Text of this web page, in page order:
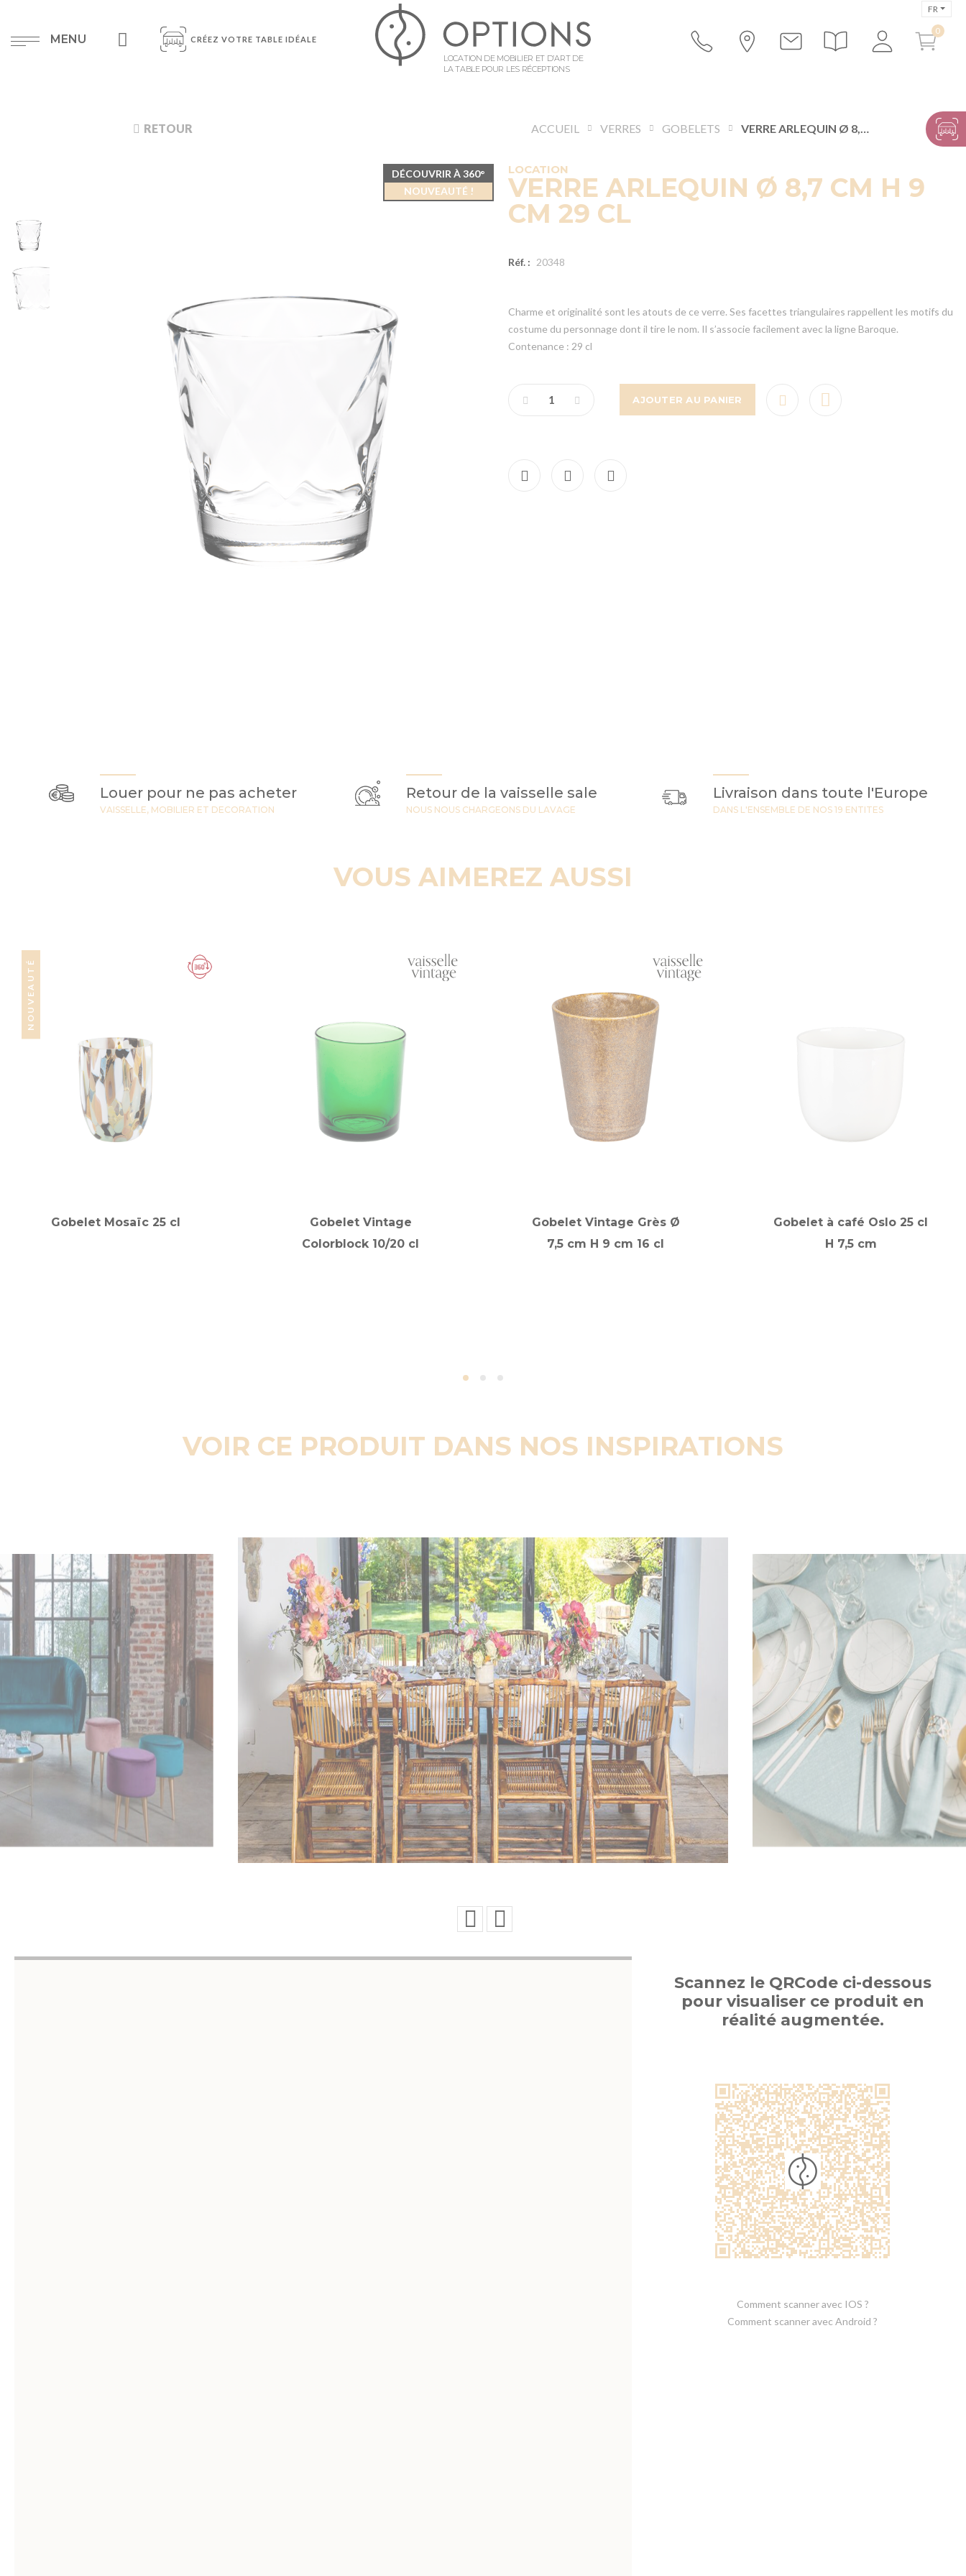
MENU CRÉEZ VOTRE TABLE IDÉALE
LOCATION DE MOBILIER ET D’ART DE
LA TABLE POUR LES RÉCEPTIONS
FR
RETOUR ACCUEIL VERRES GOBELETS VERRE ARLEQUIN Ø 8,7 CM H 9 CM 29 CL
LOCATION
VERRE ARLEQUIN Ø 8,7 CM H 9
CM 29 CL
Réf. : 20348
Charme et originalité sont les atouts de ce verre. Ses facettes triangulaires rappellent les motifs du
costume du personnage dont il tire le nom. Il s’associe facilement avec la ligne Baroque.
Contenance : 29 cl
AJOUTER AU PANIER
DÉCOUVRIR À 360°
NOUVEAUTÉ !
Louer pour ne pas acheter
VAISSELLE, MOBILIER ET DECORATION
Retour de la vaisselle sale
NOUS NOUS CHARGEONS DU LAVAGE
Livraison dans toute l'Europe
DANS L'ENSEMBLE DE NOS 19 ENTITES
VOUS AIMEREZ AUSSI
NOUVEAUTÉ
Gobelet Mosaïc 25 cl
Gobelet Vintage
Colorblock 10/20 cl
Gobelet Vintage Grès Ø
7,5 cm H 9 cm 16 cl
Gobelet à café Oslo 25 cl
H 7,5 cm
VOIR CE PRODUIT DANS NOS INSPIRATIONS
Scannez le QRCode ci-dessous
pour visualiser ce produit en
réalité augmentée.
Comment scanner avec IOS ?
Comment scanner avec Android ?